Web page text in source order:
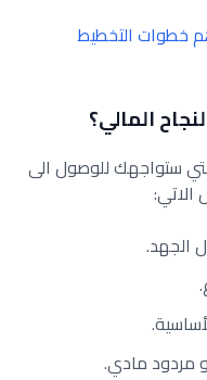
خطوات التخطيط
المالي؟
ستواجهك للوصول الى
الاتي:
الجهد.
مردود مادي.